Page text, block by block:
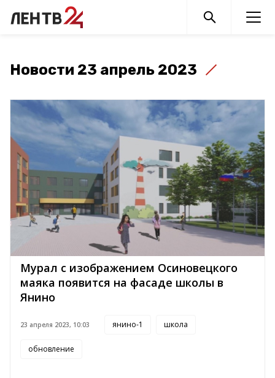
Новости 23 апрель 2023
Мурал с изображением Осиновецкого
маяка появится на фасаде школы в
Янино
23 апреля 2023, 10:03 янино-1 школа
обновление